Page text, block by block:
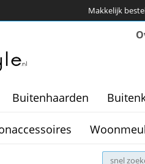
Makkelijk
Buitenhaarden